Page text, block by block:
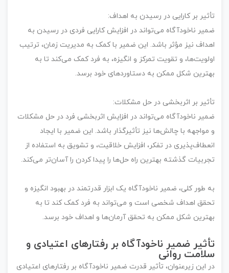
تأثیر بر کارایی در رسیدن به اهداف:
ضمیر ناخودآگاه می‌تواند در افزایش کارایی فردی در رسیدن به
اهداف نیز مؤثر باشد. این ضمیر با کمک به مدیریت زمان، ترتیب
اولویت‌ها، و تقویت تمرکز و انگیزه، به فرد کمک می‌کند تا به
بهترین شکل ممکن به دستاوردهای خود برسد.
تأثیر بر اثربخشی در حل مشکلات:
ضمیر ناخودآگاه می‌تواند در افزایش اثربخشی فرد در حل مشکلات
و مواجهه با چالش‌ها نیز تأثیرگذار باشد. این ضمیر با ایجاد
انعطاف‌پذیری در تفکر، افزایش خلاقیت، و تشویق به استفاده از
تجربیات گذشته بهترین راه حل‌ها را پیدا کردن را آسان‌تر می‌کند.
به طور کلی، ضمیر ناخودآگاه یک ابزار قدرتمند در بهبود انگیزه و
تحقق اهداف شخصی است و می‌تواند به فرد کمک کند تا به
بهترین شکل ممکن به تحقق آرمان‌ها و اهداف خود برسد.
تأثیر ضمیر ناخودآگاه بر رفتار‌های اعتیادی و
سلامت روانی
در این زیرعنوان، تأثیر قدرت ضمیر ناخودآگاه بر رفتارهای اعتیادی